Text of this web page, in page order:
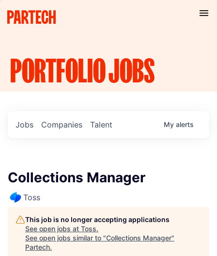
PORTFOLIOJOBS
Jobs Companies Talent My alerts
Collections Manager
Toss
This job is no longer accepting applications
See open jobs at Toss.
See open jobs similar to "Collections Manager"
Partech.